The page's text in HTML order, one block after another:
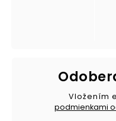
Vložením
podmienkami